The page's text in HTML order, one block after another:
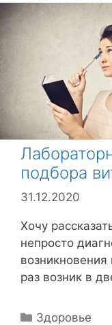
подбора
31.12.2020
Хочу
непросто
раз возник в
Р
Здоровье